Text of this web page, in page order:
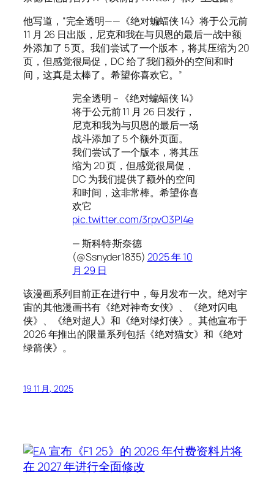
他写道，“完全透明——《绝对蝙蝠侠 14》将于公元前
11 月 26 日出版，尼克和我在与贝恩的最后一战中额
外添加了 5 页。我们尝试了一个版本，将其压缩为 20
页，但感觉很局促，DC 给了我们额外的空间和时
间，这真是太棒了。希望你喜欢它。”
完全透明 – 《绝对蝙蝠侠 14》
将于公元前 11 月 26 日发行，
尼克和我为与贝恩的最后一场
战斗添加了 5 个额外页面。
我们尝试了一个版本，将其压
缩为 20 页，但感觉很局促，
DC 为我们提供了额外的空间
和时间，这非常棒。希望你喜
欢它
pic.twitter.com/3rpvO3Pl4e
— 斯科特·斯奈德
(@Ssnyder1835) 2025 年 10
月 29 日
该漫画系列目前正在进行中，每月发布一次。绝对宇
宙的其他漫画书有《绝对神奇女侠》、《绝对闪电
侠》、《绝对超人》和《绝对绿灯侠》。其他宣布于
2026 年推出的限量系列包括《绝对猫女》和《绝对
绿箭侠》。
19 11 月, 2025